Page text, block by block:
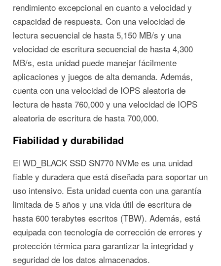
rendimiento excepcional en cuanto a velocidad y
capacidad de respuesta. Con una velocidad de
lectura secuencial de hasta 5,150 MB/s y una
velocidad de escritura secuencial de hasta 4,300
MB/s, esta unidad puede manejar fácilmente
aplicaciones y juegos de alta demanda. Además,
cuenta con una velocidad de IOPS aleatoria de
lectura de hasta 760,000 y una velocidad de IOPS
aleatoria de escritura de hasta 700,000.
Fiabilidad y durabilidad
El WD_BLACK SSD SN770 NVMe es una unidad
fiable y duradera que está diseñada para soportar un
uso intensivo. Esta unidad cuenta con una garantía
limitada de 5 años y una vida útil de escritura de
hasta 600 terabytes escritos (TBW). Además, está
equipada con tecnología de corrección de errores y
protección térmica para garantizar la integridad y
seguridad de los datos almacenados.